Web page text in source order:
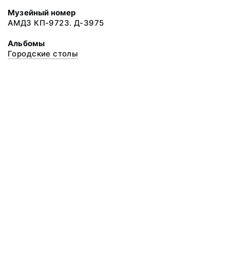
Музейный номер
АМДЗ КП-9723. Д-3975
Альбомы
Городские столы